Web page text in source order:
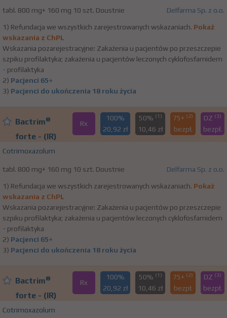
tabl. 800 mg+ 160 mg 10 szt. Doustnie Delfarma Sp. z o.o.
1) Refundacja we wszystkich zarejestrowanych wskazaniach. Pokaż
wskazania z ChPL
Wskazania pozarejestracyjne: Zakażenia u pacjentów po przeszczepie
szpiku profilaktyka; zakażenia u pacjentów leczonych cyklofosfamidem
- profilaktyka
2) Pacjenci 65+
3) Pacjenci do ukończenia 18 roku życia
Bactrim®
forte - (IR)
Rx
100%
20,92 zł
50% (1)
10,46 zł
75+ (2)
bezpł.
DZ (3)
bezpł.
Cotrimoxazolum
tabl. 800 mg+ 160 mg 10 szt. Doustnie Delfarma Sp. z o.o.
1) Refundacja we wszystkich zarejestrowanych wskazaniach. Pokaż
wskazania z ChPL
Wskazania pozarejestracyjne: Zakażenia u pacjentów po przeszczepie
szpiku profilaktyka; zakażenia u pacjentów leczonych cyklofosfamidem
- profilaktyka
2) Pacjenci 65+
3) Pacjenci do ukończenia 18 roku życia
Bactrim®
forte - (IR)
Rx
100%
20,92 zł
50% (1)
10,46 zł
75+ (2)
bezpł.
DZ (3)
bezpł.
Cotrimoxazolum